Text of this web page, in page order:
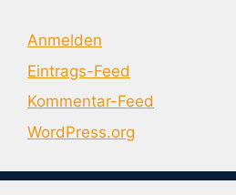
Anmelden
Eintrags-Feed
Kommentar-Feed
WordPress.org